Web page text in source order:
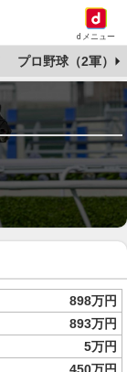
dメニュー
プロ野球（2軍）
898万円
893万円
5万円